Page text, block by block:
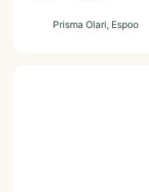
Prisma Olari, Espoo